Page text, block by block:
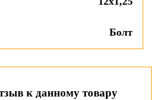
Болт
к данному товару